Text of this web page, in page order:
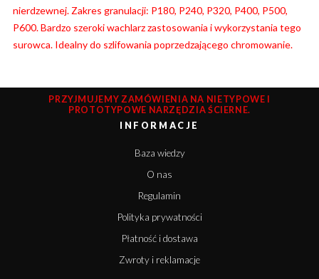
nierdzewnej. Zakres granulacji: P180, P240, P320, P400, P500,
P600. Bardzo szeroki wachlarz zastosowania i wykorzystania tego
surowca. Idealny do szlifowania poprzedzającego chromowanie.
PRZYJMUJEMY ZAMÓWIENIA NA NIETYPOWE I
PROTOTYPOWE NARZĘDZIA ŚCIERNE.
INFORMACJE
Baza wiedzy
O nas
Regulamin
Polityka prywatności
Płatność i dostawa
Zwroty i reklamacje